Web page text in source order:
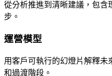
從分析推進到清晰建議，包含
步。
運營模型
用客戶可執行的幻燈片解釋
和過渡階段。